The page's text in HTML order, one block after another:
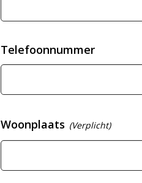
Telefoonnummer
Woonplaats (Verplicht)